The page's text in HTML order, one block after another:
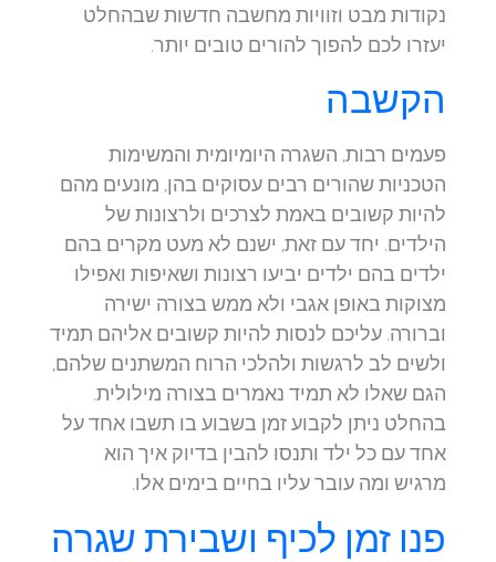
נקודות מבט וזוויות מחשבה חדשות שבהחלט
יעזרו לכם להפוך להורים טובים יותר.
הקשבה
פעמים רבות, השגרה היומיומית והמשימות
הטכניות שהורים רבים עסוקים בהן, מונעים מהם
להיות קשובים באמת לצרכים ולרצונות של
הילדים. יחד עם זאת, ישנם לא מעט מקרים בהם
ילדים בהם ילדים יביעו רצונות ושאיפות ואפילו
מצוקות באופן אגבי ולא ממש בצורה ישירה
וברורה. עליכם לנסות להיות קשובים אליהם תמיד
ולשים לב לרגשות ולהלכי הרוח המשתנים שלהם,
הגם שאלו לא תמיד נאמרים בצורה מילולית.
בהחלט ניתן לקבוע זמן בשבוע בו תשבו אחד על
אחד עם כל ילד ותנסו להבין בדיוק איך הוא
מרגיש ומה עובר עליו בחיים בימים אלו.
פנו זמן לכיף ושבירת שגרה